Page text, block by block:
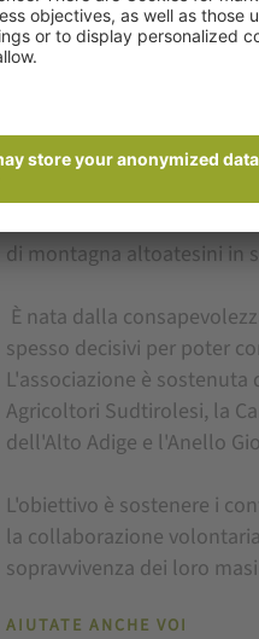
Aiuto ai masi di
L'associazione Interventi
di montagna altoatesini in
È nata dalla
spesso decisivi per poter
L'associazione è
Agricoltori Sudtirolesi, la
dell'Alto Adige e l'Anello
L'obiettivo è sostenere i
la collaborazione
sopravvivenza dei loro
AIUTATE ANCHE VOI